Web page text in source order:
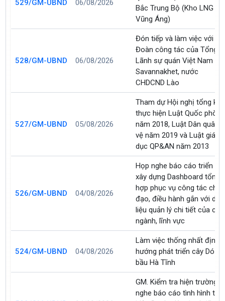
529/GM-UBND 06/08/2026
Bắc Trung Bộ (Kho LNG
Vũng Áng)
528/GM-UBND 06/08/2026
Đón tiếp và làm việc với
Đoàn công tác của Tổng
Lãnh sự quán Việt Nam tại
Savannakhet, nước
CHDCND Lào
527/GM-UBND 05/08/2026
Tham dự Hội nghị tổng kết
thực hiện Luật Quốc phòng
năm 2018, Luật Dân quân
vệ năm 2019 và Luật giáo
dục QP&AN năm 2013
526/GM-UBND 04/08/2026
Họp nghe báo cáo triển
xây dựng Dashboard tổng
hợp phục vụ công tác chỉ
đạo, điều hành gắn với dữ
liệu quản lý chi tiết của các
ngành, lĩnh vực
524/GM-UBND 04/08/2026
Làm việc thống nhất định
hướng phát triển cây Dó
bầu Hà Tĩnh
GM. Kiểm tra hiện trường
nghe báo cáo tình hình